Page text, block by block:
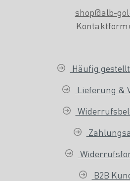
shop@alb-
Häufig
Lieferung &
B2B